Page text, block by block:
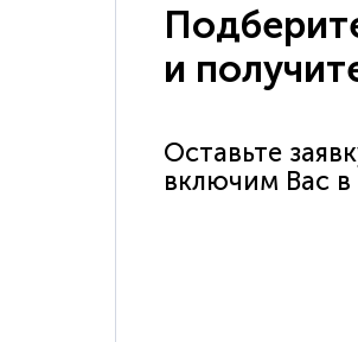
и
Оставьте
включим Вас